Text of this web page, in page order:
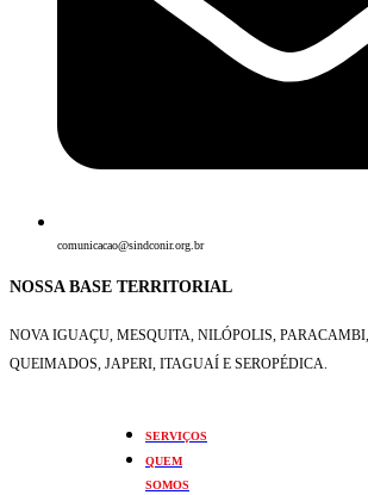
comunicacao@sindconir.org.br
NOSSA BASE TERRITORIAL
NOVA IGUAÇU, MESQUITA, NILÓPOLIS,
QUEIMADOS, JAPERI, ITAGUAÍ E SEROPÉDICA.
SERVIÇOS
QUEM
SOMOS